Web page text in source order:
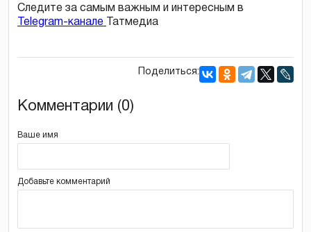
Следите за самым важным и интересным в
Telegram-канале
Татмедиа
Поделиться:
Комментарии (0)
Ваше имя
Добавьте комментарий